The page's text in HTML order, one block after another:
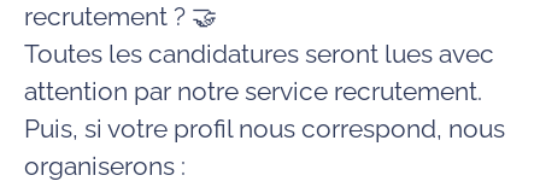
recrutement ? 🤝
Toutes les candidatures seront lues avec
attention par notre service recrutement.
Puis, si votre profil nous correspond, nous
organiserons :